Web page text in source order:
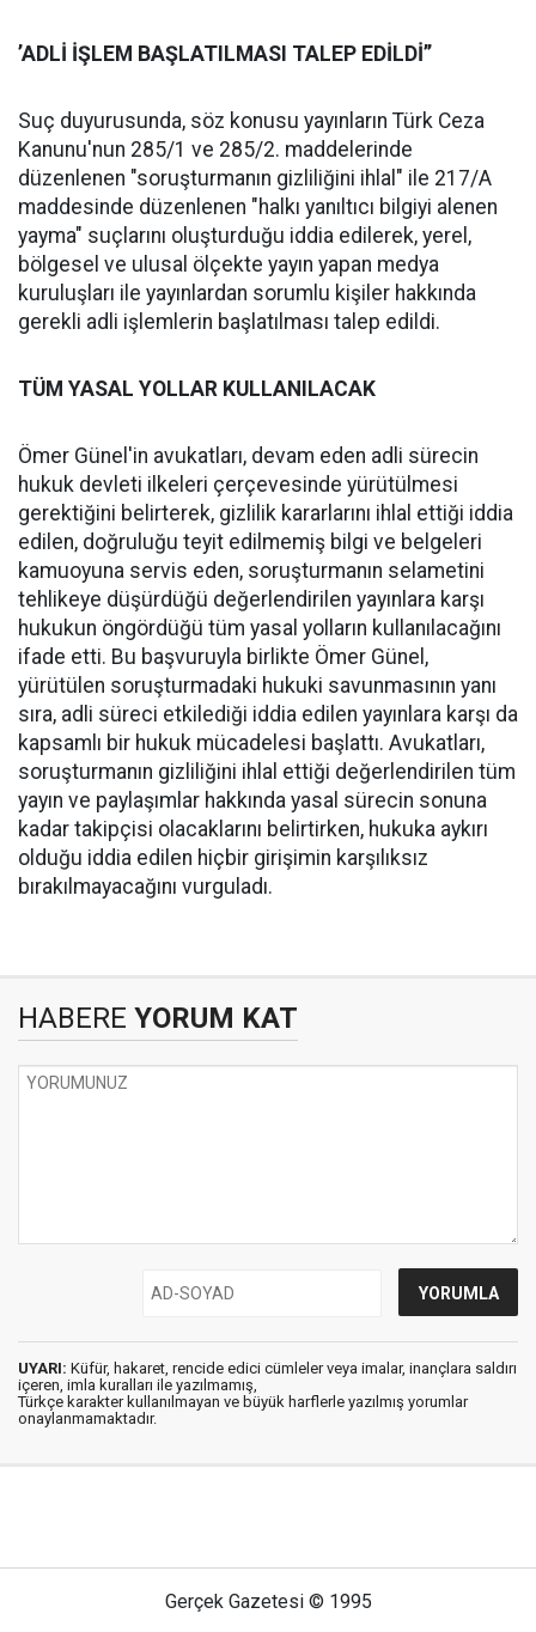
’ADLİ İŞLEM BAŞLATILMASI TALEP EDİLDİ’’
Suç duyurusunda, söz konusu yayınların Türk Ceza
Kanunu'nun 285/1 ve 285/2. maddelerinde
düzenlenen "soruşturmanın gizliliğini ihlal" ile 217/A
maddesinde düzenlenen "halkı yanıltıcı bilgiyi alenen
yayma" suçlarını oluşturduğu iddia edilerek, yerel,
bölgesel ve ulusal ölçekte yayın yapan medya
kuruluşları ile yayınlardan sorumlu kişiler hakkında
gerekli adli işlemlerin başlatılması talep edildi.
TÜM YASAL YOLLAR KULLANILACAK
Ömer Günel'in avukatları, devam eden adli sürecin
hukuk devleti ilkeleri çerçevesinde yürütülmesi
gerektiğini belirterek, gizlilik kararlarını ihlal ettiği iddia
edilen, doğruluğu teyit edilmemiş bilgi ve belgeleri
kamuoyuna servis eden, soruşturmanın selametini
tehlikeye düşürdüğü değerlendirilen yayınlara karşı
hukukun öngördüğü tüm yasal yolların kullanılacağını
ifade etti. Bu başvuruyla birlikte Ömer Günel,
yürütülen soruşturmadaki hukuki savunmasının yanı
sıra, adli süreci etkilediği iddia edilen yayınlara karşı da
kapsamlı bir hukuk mücadelesi başlattı. Avukatları,
soruşturmanın gizliliğini ihlal ettiği değerlendirilen tüm
yayın ve paylaşımlar hakkında yasal sürecin sonuna
kadar takipçisi olacaklarını belirtirken, hukuka aykırı
olduğu iddia edilen hiçbir girişimin karşılıksız
bırakılmayacağını vurguladı.
HABERE YORUM KAT
UYARI: Küfür, hakaret, rencide edici cümleler veya imalar, inançlara saldırı
içeren, imla kuralları ile yazılmamış,
Türkçe karakter kullanılmayan ve büyük harflerle yazılmış yorumlar
onaylanmamaktadır.
Gerçek Gazetesi © 1995